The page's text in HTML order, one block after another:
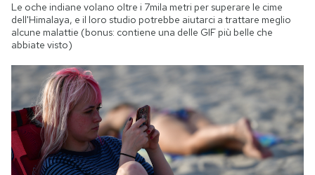
Le oche indiane volano oltre i 7mila metri per superare le cime
dell'Himalaya, e il loro studio potrebbe aiutarci a trattare meglio
alcune malattie (bonus: contiene una delle GIF più belle che
abbiate visto)